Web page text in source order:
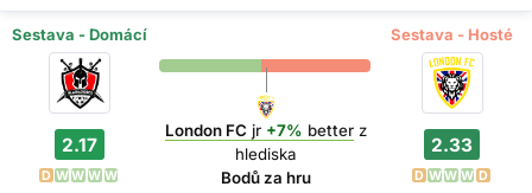
Sestava - Domácí Sestava - Hosté
2.17
D W W W W
London FC jr +7% betterz
hlediska
Bodů za hru
2.33
D W W W D